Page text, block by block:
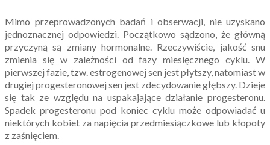
Mimo przeprowadzonych badań i obserwacji, nie uzyskano
jednoznacznej odpowiedzi. Początkowo sądzono, że główną
przyczyną są zmiany hormonalne. Rzeczywiście, jakość snu
zmienia się w zależności od fazy miesięcznego cyklu. W
pierwszej fazie, tzw. estrogenowej sen jest płytszy, natomiast w
drugiej progesteronowej sen jest zdecydowanie głębszy. Dzieje
się tak ze względu na uspakajające działanie progesteronu.
Spadek progesteronu pod koniec cyklu może odpowiadać u
niektórych kobiet za napięcia przedmiesiączkowe lub kłopoty
z zaśnięciem.